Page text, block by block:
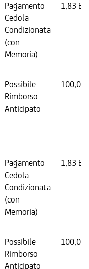
Pagamento
Cedola
Condizionata
(con
Memoria)
1,83
Possibile
Rimborso
Anticipato
100,00
Pagamento
Cedola
Condizionata
(con
Memoria)
1,83
Possibile
Rimborso
Anticipato
100,00